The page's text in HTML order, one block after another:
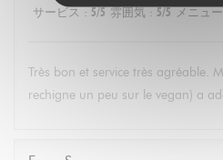
サービス: 5/5 雰囲気: 5/5 メニュー
Très bon et service très agréable.
rechigne un peu sur le vegan) a